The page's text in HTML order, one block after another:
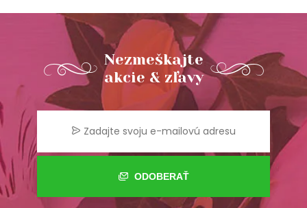
Nezmeškajte
akcie & zľavy
ODOBERAŤ